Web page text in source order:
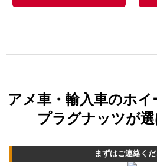
アメ車・輸入車のホイ
プラグナッツが
まずはご連絡くだ